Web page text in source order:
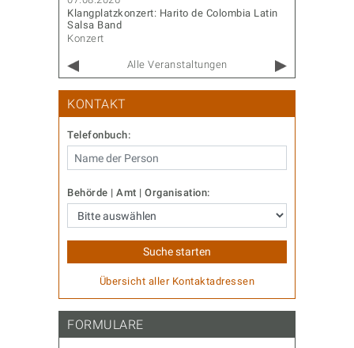
Klangplatzkonzert: Harito de Colombia Latin
Salsa Band
Konzert
Alle Veranstaltungen
KONTAKT
Telefonbuch:
Behörde | Amt | Organisation:
Übersicht aller Kontaktadressen
FORMULARE